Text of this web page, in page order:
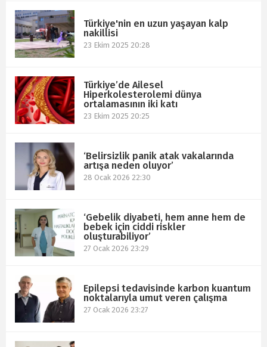
Türkiye'nin en uzun yaşayan kalp
nakillisi
23 Ekim 2025 20:28
Türkiye’de Ailesel
Hiperkolesterolemi dünya
ortalamasının iki katı
23 Ekim 2025 20:25
‘Belirsizlik panik atak vakalarında
artışa neden oluyor’
28 Ocak 2026 22:30
‘Gebelik diyabeti, hem anne hem de
bebek için ciddi riskler
oluşturabiliyor’
27 Ocak 2026 23:29
Epilepsi tedavisinde karbon kuantum
noktalarıyla umut veren çalışma
27 Ocak 2026 23:27